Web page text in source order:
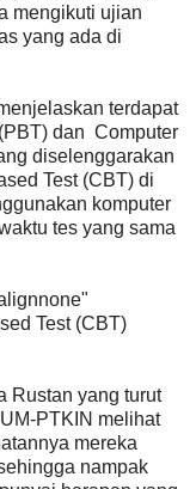
mengikuti ujian
yang ada di
terdapat
dan Computer
diselenggarakan
Test (CBT) di
komputer
tes yang sama
Test (CBT)
Rustan yang turut
PTKIN melihat
mereka
nampak